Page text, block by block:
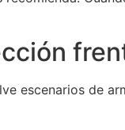
escenarios de